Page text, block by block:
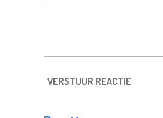
VERSTUUR REACTIE